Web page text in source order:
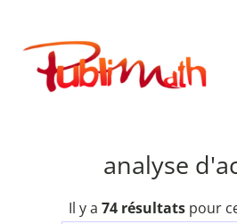
contenu
Publimath
analyse
Il y a 74 résultatspour